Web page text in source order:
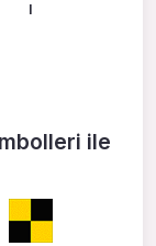
l
ile